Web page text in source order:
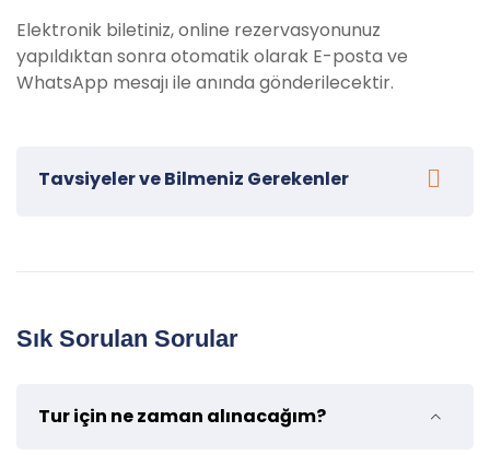
Elektronik biletiniz, online rezervasyonunuz
yapıldıktan sonra otomatik olarak E-posta ve
WhatsApp mesajı ile anında gönderilecektir.
Tavsiyeler ve Bilmeniz Gerekenler
Şapka ve güneş gözlüğü kullanın:
Rahat ve hafif kıyafetler giyinin:
Sık Sorulan Sorular
Tur için ne zaman alınacağım?